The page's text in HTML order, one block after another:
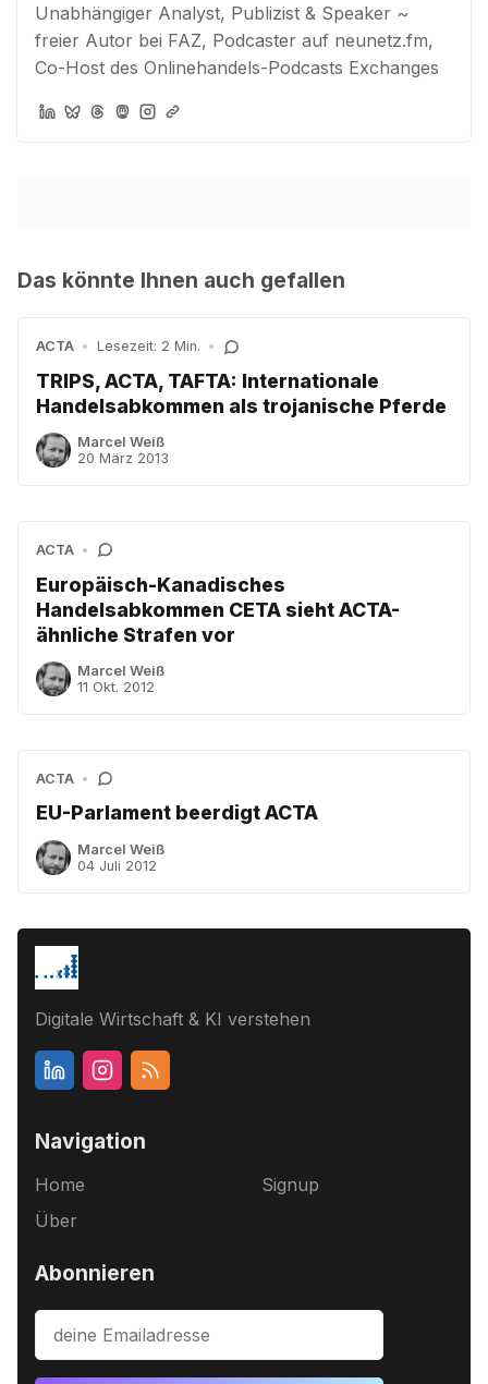
Unabhängiger Analyst, Publizist & Speaker ~
freier Autor bei FAZ, Podcaster auf neunetz.fm,
Co-Host des Onlinehandels-Podcasts Exchanges
Das könnte Ihnen auch gefallen
ACTA • Lesezeit: 2 Min. •
TRIPS, ACTA, TAFTA: Internationale
Handelsabkommen als trojanische Pferde
Marcel Weiß
20 März 2013
ACTA •
Europäisch-Kanadisches
Handelsabkommen CETA sieht ACTA-
ähnliche Strafen vor
Marcel Weiß
11 Okt. 2012
ACTA •
EU-Parlament beerdigt ACTA
Marcel Weiß
04 Juli 2012
Digitale Wirtschaft & KI verstehen
Navigation
Home
Über
Signup
Abonnieren